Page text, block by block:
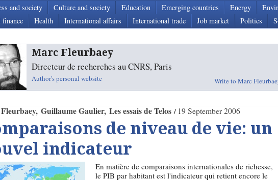
and society Culture and society Education Emerging countries Energy
Health International affairs International trade Job market Politics
Marc Fleurbaey
Directeur de recherches au CNRS, Paris
Author's personal website Write to Marc
Guillaume Gaulier Les essais de Telos 19 September 2006
de niveau de vie: un
indicateur
En matière de comparaisons internationales de richesse,
le PIB par habitant est l'indicateur qui retient encore le